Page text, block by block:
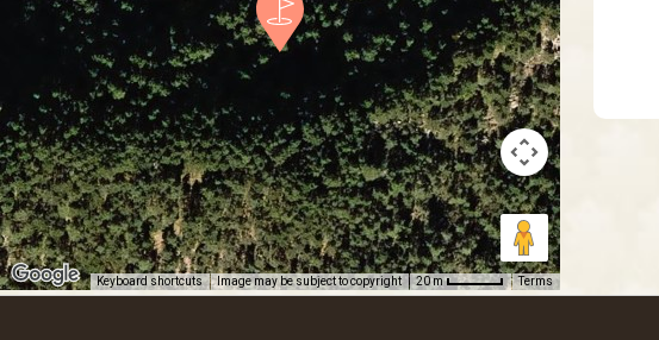
Keyboard shortcuts Image may be subject to copyright 20 m Terms